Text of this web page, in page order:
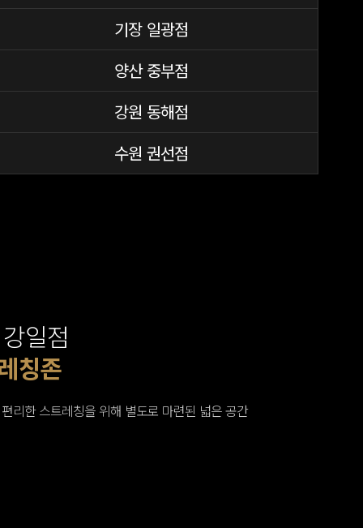
기장 일광점
양산 중부점
강원 동해점
수원 권선점
존
존
일점
칭존
리한 스트레칭을 위해 별도로 마련된 넓은 공간
설
존